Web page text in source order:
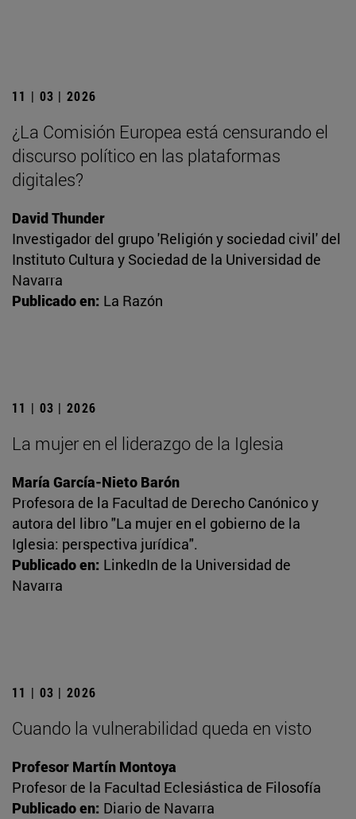
11 | 03 | 2026
¿La Comisión Europea está censurando el
discurso político en las plataformas
digitales?
David Thunder
Investigador del grupo 'Religión y sociedad civil' del
Instituto Cultura y Sociedad de la Universidad de
Navarra
Publicado en: La Razón
11 | 03 | 2026
La mujer en el liderazgo de la Iglesia
María García-Nieto Barón
Profesora de la Facultad de Derecho Canónico y
autora del libro "La mujer en el gobierno de la
Iglesia: perspectiva jurídica".
Publicado en: LinkedIn de la Universidad de
Navarra
11 | 03 | 2026
Cuando la vulnerabilidad queda en visto
Profesor Martín Montoya
Profesor de la Facultad Eclesiástica de Filosofía
Publicado en: Diario de Navarra